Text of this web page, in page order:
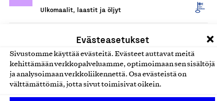
Evästeasetukset
Sivustomme käyttää evästeitä. Evästeet auttavat meitä
kehittämään verkkopalveluamme, optimoimaan sen sisältöjä
ja analysoimaan verkkoliikennettä. Osa evästeistä on
välttämättömiä, jotta sivut toimisivat oikein.
Ulkomaalit, laastit ja öljyt
Panssari Akva
Ulkomaalit, laastit ja öljyt
Panssarimaali